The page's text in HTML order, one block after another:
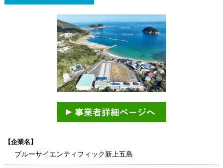
【企業名】
ブルーサイエンティフィック新上五島